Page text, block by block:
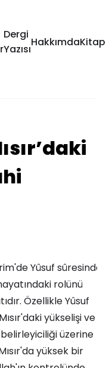
Dergi
Yazısı
HakkımdaKitap
Yûsuf sûresinde
rolünü
Özellikle Yûsuf
yükselişi ve
üzerine
yüksek bir